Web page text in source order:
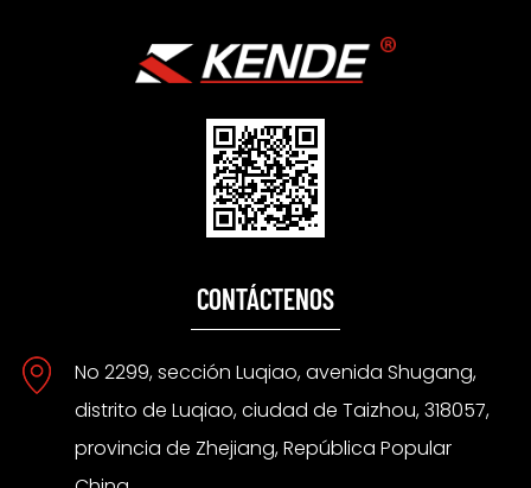
CONTÁCTENOS
No 2299, sección Luqiao, avenida Shugang,
distrito de Luqiao, ciudad de Taizhou, 318057,
provincia de Zhejiang, República Popular